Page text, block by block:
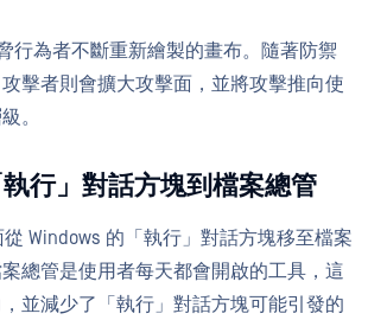
行為者不斷重新繪製的畫布。隨著防禦
擊者則會擴大攻擊面，並將攻擊推向使
。
行」對話方塊到檔案總管
Windows 的「執行」對話方塊移至檔案
總管是使用者每天都會開啟的工具，這
並減少了「執行」對話方塊可能引發的